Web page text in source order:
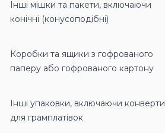
Інші мішки та пакети, включаючи
конiчнi (конусоподібні)
Коробки та ящики з гофрованого
паперу або гофрованого картону
Інші упаковки, включаючи конверти
для грамплатівок